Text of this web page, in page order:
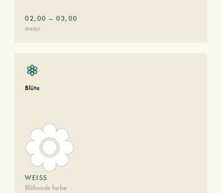
02,00 – 03,00
meter
Blüte
WEISS
Blühende farbe